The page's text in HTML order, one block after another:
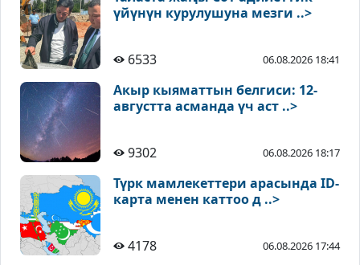
үйүнүн курулушуна мезги ..>
6533 06.08.2026 18:41
Акыр кыяматтын белгиси: 12-
августта асманда үч аст ..>
9302 06.08.2026 18:17
Түрк мамлекеттери арасында ID-
карта менен каттоо д ..>
4178 06.08.2026 17:44